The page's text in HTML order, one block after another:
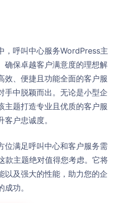
，呼叫中心服务WordPress主
确保卓越客户满意度的理想解
效、便捷且功能全面的客户服
手中脱颖而出。无论是小型企
主题打造专业且优质的客户服
户忠诚度。
位满足呼叫中心和客户服务需
款主题绝对值得您考虑。它将
以及强大的性能，助力您的企
功。